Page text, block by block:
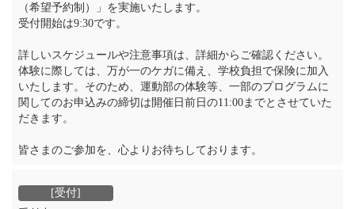
（希望予約制）」を実施いたします。
受付開始は9:30です。
詳しいスケジュールや注意事項は、詳細からご確認ください。
体験に際しては、万が一のケガに備え、学校負担で保険に加入
いたします。そのため、運動部の体験等、一部のプログラムに
関してのお申込みの締切は開催日前日の11:00までとさせていた
だきます。
皆さまのご参加を、心よりお待ちしております。